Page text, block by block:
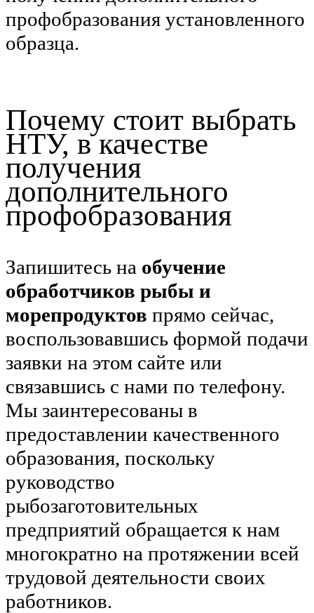
профобразования установленного
образца.
Почему стоит выбрать
НТУ, в качестве
получения
дополнительного
профобразования
Запишитесь на обучение
обработчиков рыбы и
морепродуктов прямо сейчас,
воспользовавшись формой подачи
заявки на этом сайте или
связавшись с нами по телефону.
Мы заинтересованы в
предоставлении качественного
образования, поскольку
руководство
рыбозаготовительных
предприятий обращается к нам
многократно на протяжении всей
трудовой деятельности своих
работников.